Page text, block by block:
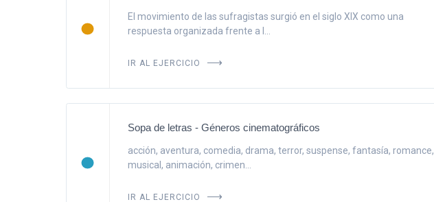
El movimiento de las sufragistas surgió en el siglo XIX como una
respuesta organizada frente a l...
IR AL EJERCICIO
Sopa de letras - Géneros cinematográficos
acción, aventura, comedia, drama, terror, suspense, fantasía, romance,
musical, animación, crimen...
IR AL EJERCICIO